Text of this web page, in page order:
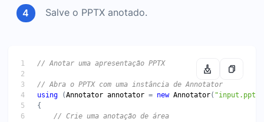
Salve o PPTX anotado.
// Anotar uma apresentação PPTX
// Abra o PPTX com uma instância de Annotator
using (Annotator annotator = new Annotator( "input.pptx"
// Crie uma anotação de área